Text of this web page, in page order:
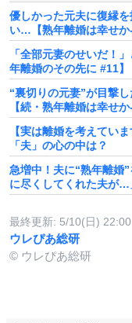
優しかった元夫に復縁
い…【熟年離婚は幸せか
「全部元妻のせいだ！
年離婚のその先に #11】
“裏切りの元妻”が目撃
【続・熟年離婚は幸せ
【実は離婚を考えてい
「夫」の心の中は？
急増中！夫に“熟年離婚
に尽くしてくれた夫が…
最終更新: 5/10(日) 22:00
ウレぴあ総研
© ウレぴあ総研